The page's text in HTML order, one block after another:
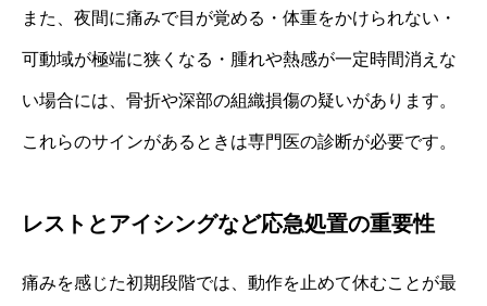
また、夜間に痛みで目が覚める・体重をかけられない・
可動域が極端に狭くなる・腫れや熱感が一定時間消えな
い場合には、骨折や深部の組織損傷の疑いがあります。
これらのサインがあるときは専門医の診断が必要です。
レストとアイシングなど応急処置の重要性
痛みを感じた初期段階では、動作を止めて休むことが最